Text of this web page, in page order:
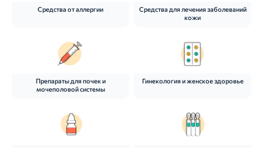
Средства от аллергии
Средства для лечения заболеваний
кожи
Препараты для почек и
мочеполовой системы
Гинекология и женское здоровье